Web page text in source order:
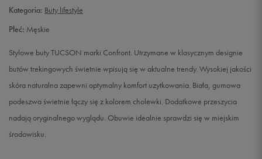
44 28 cm
45
46 30 cm Powiadom o dostępności
Kategoria: Buty lifestyle
Płeć: Męskie
Stylowe buty TUCSON marki Confront. Utrzymane w klasycznym designie
butów trekingowych świetnie wpisują się w aktualne trendy. Wysokiej jakości
skóra naturalna zapewni optymalny komfort uzytkowania. Biała, gumowa
podeszwa świetnie łączy się z kolorem cholewki. Dodatkowe przeszycia
nadają oryginalnego wyglądu. Obuwie idealnie sprawdzi się w miejskim
środowisku.